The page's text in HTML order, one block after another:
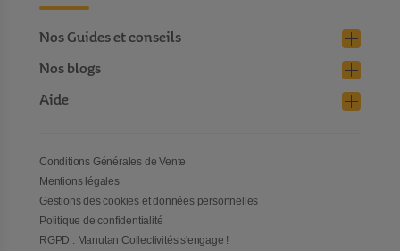
Nos Guides et conseils
Nos blogs
Aide
Conditions Générales de Vente
Mentions légales
Gestions des cookies et données personnelles
Politique de confidentialité
RGPD : Manutan Collectivités s'engage !